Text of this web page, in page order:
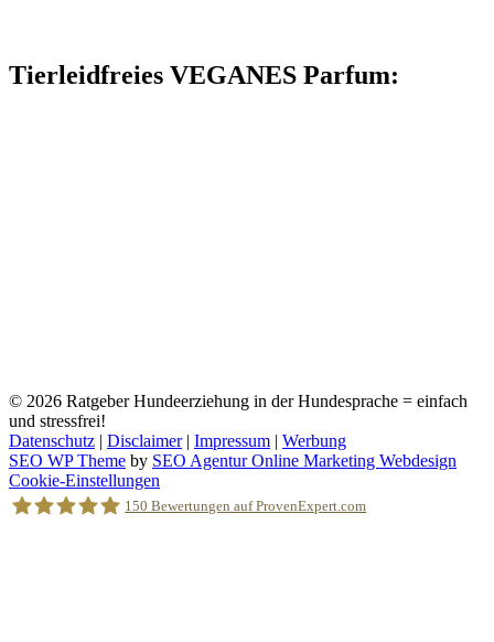
Tierleidfreies VEGANES Parfum:
© 2026 Ratgeber Hundeerziehung in der Hundesprache = einfach
und stressfrei!
Datenschutz | Disclaimer| Impressum | Werbung
SEO WP Theme by SEO Agentur Online Marketing Webdesign
Nach
oben
scrollen
Cookie-Einstellungen
150 Bewertungen auf ProvenExpert.com